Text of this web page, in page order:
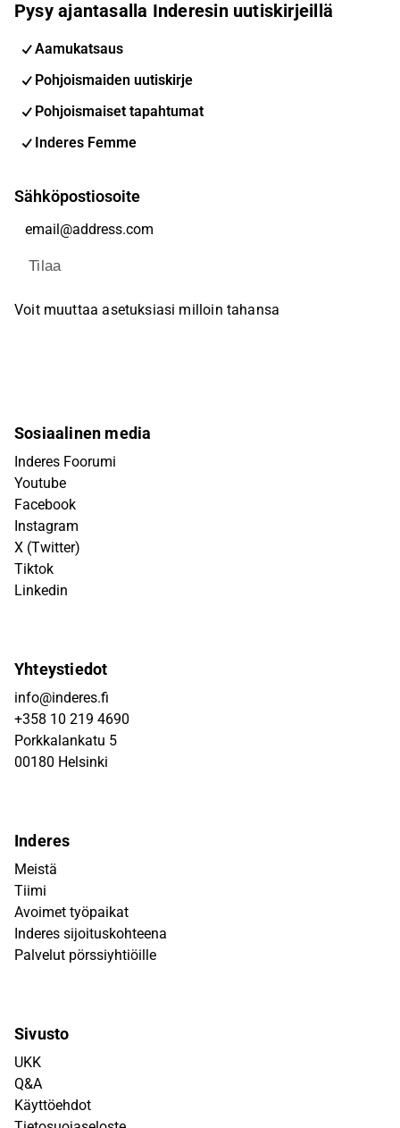
Pysy ajantasalla Inderesin uutiskirjeillä
Aamukatsaus
Pohjoismaiden uutiskirje
Pohjoismaiset tapahtumat
Inderes Femme
Sähköpostiosoite
Tilaa
Voit muuttaa asetuksiasi milloin tahansa
Sosiaalinen media
Inderes Foorumi
Youtube
Facebook
Instagram
X (Twitter)
Tiktok
Linkedin
Yhteystiedot
info@inderes.fi
+358 10 219 4690
Porkkalankatu 5
00180 Helsinki
Inderes
Meistä
Tiimi
Avoimet työpaikat
Inderes sijoituskohteena
Palvelut pörssiyhtiöille
Sivusto
UKK
Q&A
Käyttöehdot